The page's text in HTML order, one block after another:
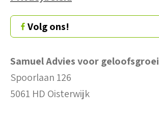
Volg ons!
Samuel Advies voor geloofsgroei
Spoorlaan 126
5061 HD Oisterwijk